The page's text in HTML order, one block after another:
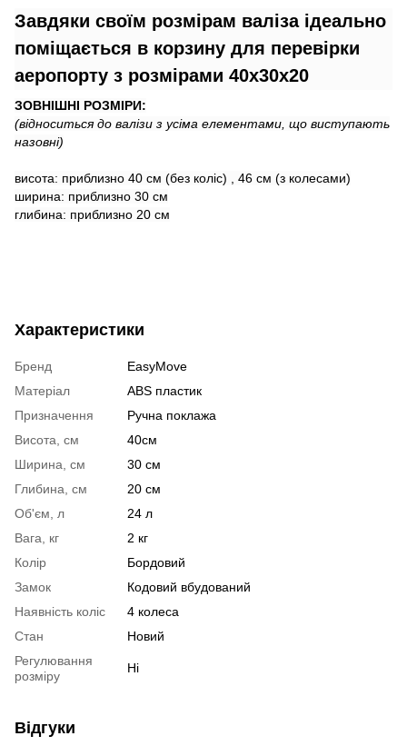
Завдяки своїм розмірам валіза ідеально
поміщається в корзину для перевірки
аеропорту з розмірами 40x30x20
ЗОВНІШНІ РОЗМІРИ:
(відноситься до валізи з усіма елементами, що виступають
назовні)
висота: приблизно 40 см (без коліс) , 46 см (з колесами)
ширина: приблизно 30 см
глибина: приблизно 20 см
Характеристики
Бренд
EasyMove
Матеріал
ABS пластик
Призначення
Ручна поклажа
Висота, см
40см
Ширина, см
30 см
Глибина, см
20 см
Об'єм, л
24 л
Вага, кг
2 кг
Колір
Бордовий
Замок
Кодовий вбудований
Наявність коліс
4 колеса
Стан
Новий
Регулювання
розміру
Ні
Відгуки